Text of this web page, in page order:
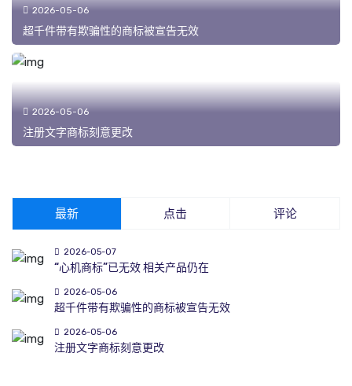
2026-05-06
超千件带有欺骗性的商标被宣告无效
2026-05-06
注册文字商标刻意更改
最新 点击 评论
2026-05-07
“心机商标”已无效 相关产品仍在
2026-05-06
超千件带有欺骗性的商标被宣告无效
2026-05-06
注册文字商标刻意更改